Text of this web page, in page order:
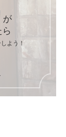
が
よう！